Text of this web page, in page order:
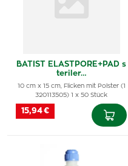
BATIST ELASTPORE+PAD s
teriler…
10 cm x 15 cm, Flicken mit Polster (1
320113505) 1 x 50 Stück
15,94 €